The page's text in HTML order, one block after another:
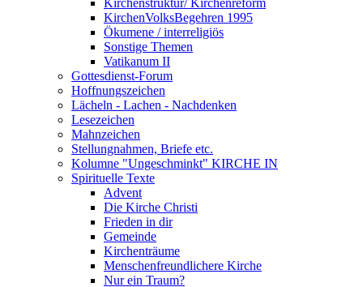
Kirchenstruktur/ Kirchenreform
KirchenVolksBegehren 1995
Ökumene / interreligiös
Sonstige Themen
Vatikanum II
Gottesdienst-Forum
Hoffnungszeichen
Lächeln - Lachen - Nachdenken
Lesezeichen
Mahnzeichen
Stellungnahmen, Briefe etc.
Kolumne "Ungeschminkt" KIRCHE IN
Spirituelle Texte
Advent
Die Kirche Christi
Frieden in dir
Gemeinde
Kirchenträume
Menschenfreundlichere Kirche
Nur ein Traum?